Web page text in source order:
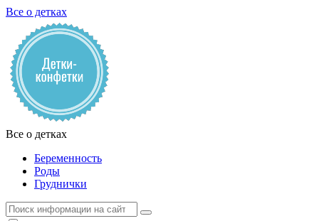
Все о детках
Все о детках
Беременность
Роды
Груднички